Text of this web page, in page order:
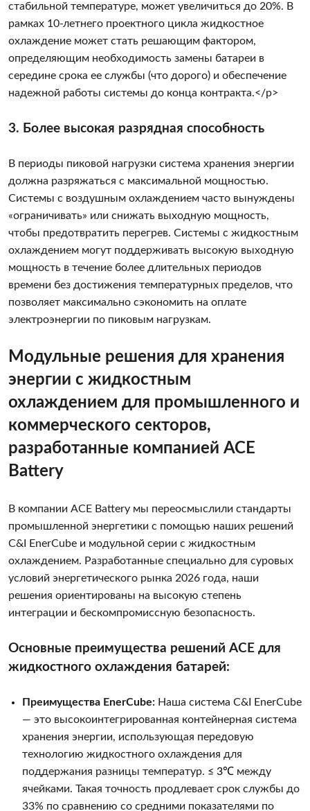
стабильной температуре, может увеличиться до 20%. В
рамках 10-летнего проектного цикла жидкостное
охлаждение может стать решающим фактором,
определяющим необходимость замены батареи в
середине срока ее службы (что дорого) и обеспечение
надежной работы системы до конца контракта.</p>
3. Более высокая разрядная способность
В периоды пиковой нагрузки система хранения энергии
должна разряжаться с максимальной мощностью.
Системы с воздушным охлаждением часто вынуждены
«ограничивать» или снижать выходную мощность,
чтобы предотвратить перегрев. Системы с жидкостным
охлаждением могут поддерживать высокую выходную
мощность в течение более длительных периодов
времени без достижения температурных пределов, что
позволяет максимально сэкономить на оплате
электроэнергии по пиковым нагрузкам.
Модульные решения для хранения
энергии с жидкостным
охлаждением для промышленного и
коммерческого секторов,
разработанные компанией ACE
Battery
В компании ACE Battery мы переосмыслили стандарты
промышленной энергетики с помощью наших решений
C&I EnerCube и модульной серии с жидкостным
охлаждением. Разработанные специально для суровых
условий энергетического рынка 2026 года, наши
решения ориентированы на высокую степень
интеграции и бескомпромиссную безопасность.
Основные преимущества решений ACE для
жидкостного охлаждения батарей:
Преимущества EnerCube: Наша система C&I EnerCube
— это высокоинтегрированная контейнерная система
хранения энергии, использующая передовую
технологию жидкостного охлаждения для
поддержания разницы температур. ≤ 3℃ между
ячейками. Такая точность продлевает срок службы до
33% по сравнению со средними показателями по